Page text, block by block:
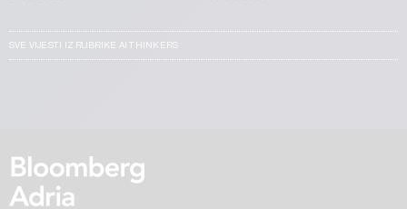
SVE VIJESTI IZ RUBRIKE AI THINKERS